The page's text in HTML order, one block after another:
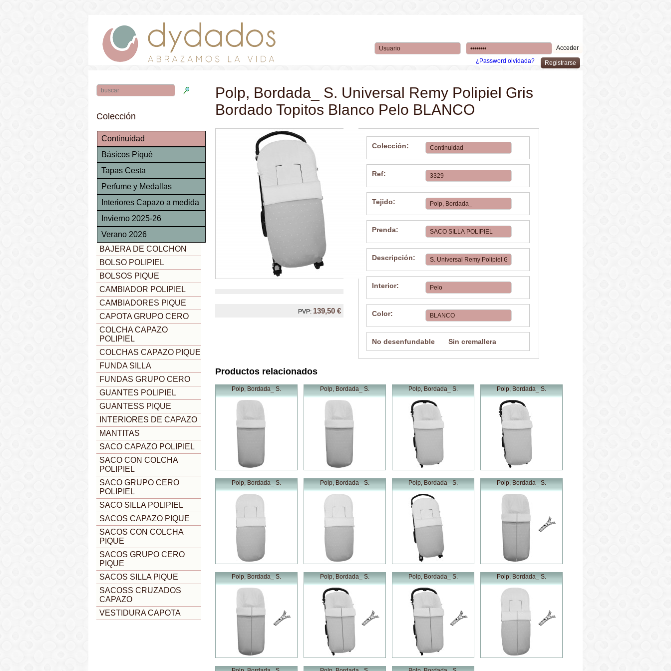
¿Password olvidada?
Colección
Continuidad
Básicos Piqué
Tapas Cesta
Perfume y Medallas
Interiores Capazo a medida
Invierno 2025-26
Verano 2026
BAJERA DE COLCHON
BOLSO POLIPIEL
BOLSOS PIQUE
CAMBIADOR POLIPIEL
CAMBIADORES PIQUE
CAPOTA GRUPO CERO
COLCHA CAPAZO
POLIPIEL
COLCHAS CAPAZO PIQUE
FUNDA SILLA
FUNDAS GRUPO CERO
GUANTES POLIPIEL
GUANTESS PIQUE
INTERIORES DE CAPAZO
MANTITAS
SACO CAPAZO POLIPIEL
SACO CON COLCHA
POLIPIEL
SACO GRUPO CERO
POLIPIEL
SACO SILLA POLIPIEL
SACOS CAPAZO PIQUE
SACOS CON COLCHA
PIQUE
SACOS GRUPO CERO
PIQUE
SACOS SILLA PIQUE
SACOSS CRUZADOS
CAPAZO
VESTIDURA CAPOTA
Polp, Bordada_ S. Universal Remy Polipiel Gris
Bordado Topitos Blanco Pelo BLANCO
PVP: 139,50 €
Colección:
Ref:
Tejido:
Prenda:
Descripción:
Interior:
Color:
No desenfundable Sin cremallera
Productos relacionados
Polp, Bordada_ S. Polp, Bordada_ S. Polp, Bordada_ S. Polp, Bordada_ S.
Polp, Bordada_ S. Polp, Bordada_ S. Polp, Bordada_ S. Polp, Bordada_ S.
Polp, Bordada_ S. Polp, Bordada_ S. Polp, Bordada_ S. Polp, Bordada_ S.